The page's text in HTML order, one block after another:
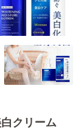
クリーム